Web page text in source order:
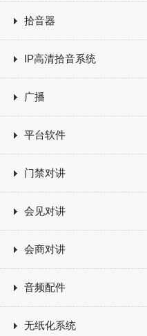
拾音器
IP高清拾音系统
广播
平台软件
门禁对讲
会见对讲
会商对讲
音频配件
无纸化系统